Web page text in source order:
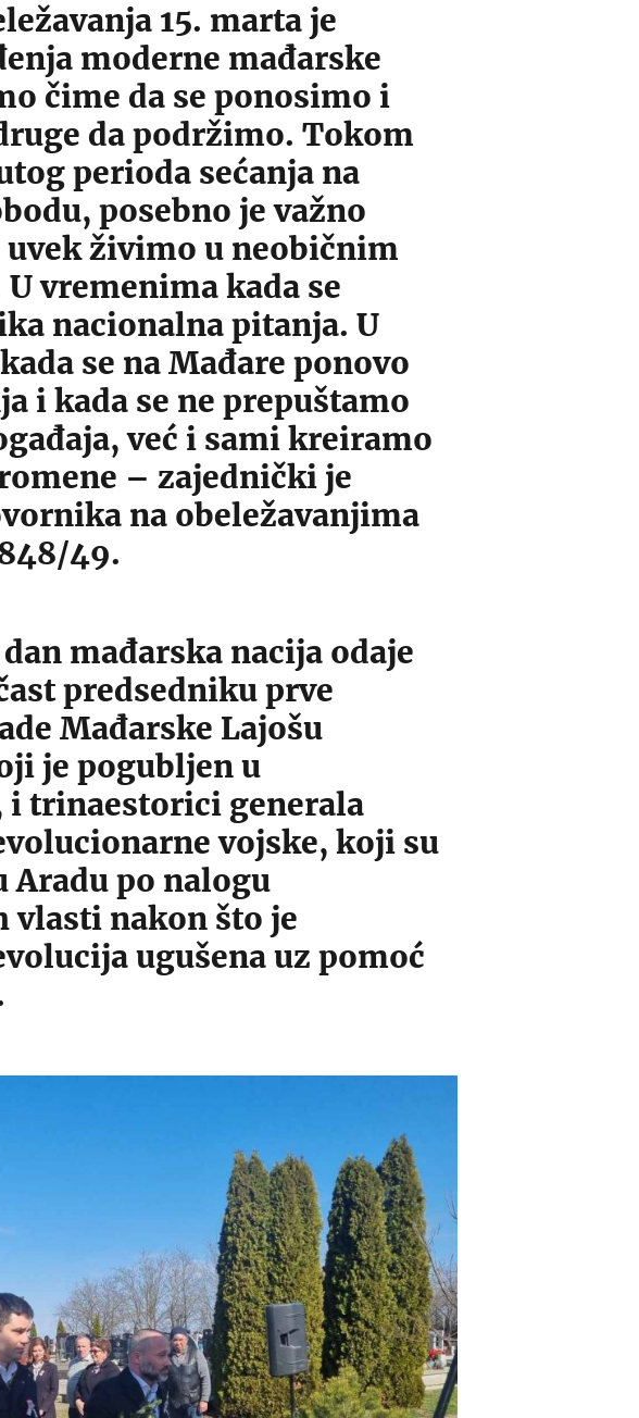
15. marta je
moderne mađarske
čime da se ponosimo i
da podržimo. Tokom
perioda sećanja na
posebno je važno
živimo u neobičnim
vremenima kada se
nacionalna pitanja. U
se na Mađare ponovo
i kada se ne prepuštamo
već i sami kreiramo
– zajednički je
na obeležavanjima
49.
mađarska nacija odaje
predsedniku prve
Mađarske Lajošu
je pogubljen u
i trinaestorici generala
vojske, koji su
Aradu po nalogu
vlasti nakon što je
ugušena uz pomoć